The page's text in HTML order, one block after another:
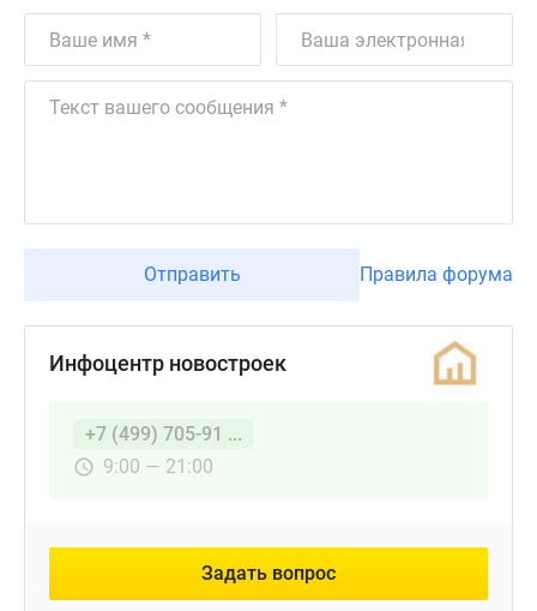
Отправить Правила форума
Инфоцентр новостроек
+7 (499) 705-91 ...
9:00 — 21:00
Задать вопрос